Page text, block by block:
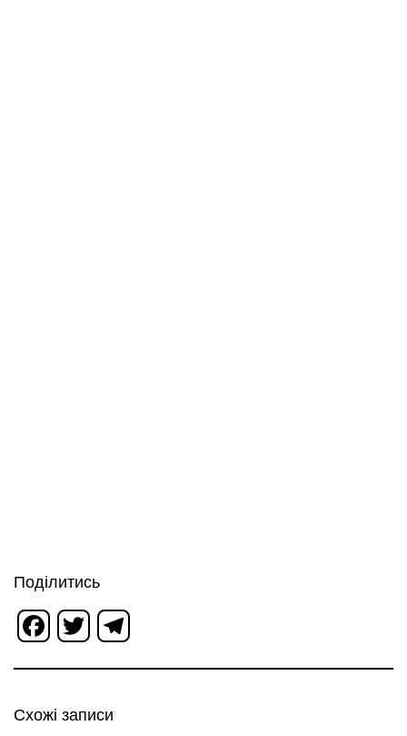
Поділитись
Facebook
Twitter
Схожі записи